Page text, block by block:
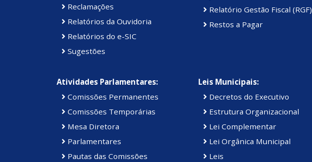
Reclamações
Relatórios da Ouvidoria
Relatórios do e-SIC
Sugestões
Relatório Gestão Fiscal (RGF)
Restos a Pagar
Atividades Parlamentares:
Comissões Permanentes
Comissões Temporárias
Mesa Diretora
Parlamentares
Pautas das Comissões
Leis Municipais:
Decretos do Executivo
Estrutura Organizacional
Lei Complementar
Lei Orgânica Municipal
Leis